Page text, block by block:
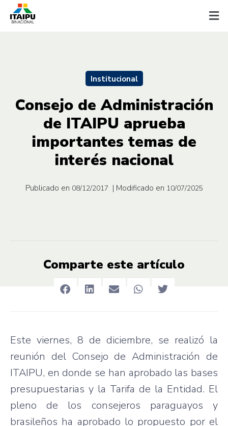
Institucional
Consejo de Administración
de ITAIPU aprueba
importantes temas de
interés nacional
Publicado en 08/12/2017 | Modificado en 10/07/2025
Comparte este artículo
Este viernes, 8 de diciembre, se realizó la
reunión del Consejo de Administración de
ITAIPU, en donde se han aprobado las bases
presupuestarias y la Tarifa de la Entidad. El
pleno de los consejeros paraguayos y
brasileños ha aprobado lo propuesto por el